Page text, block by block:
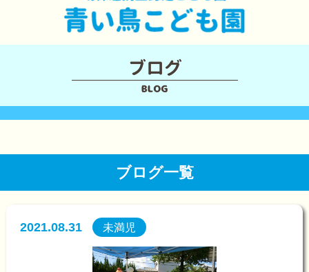
ブログ一覧
2021.08.31 未満児